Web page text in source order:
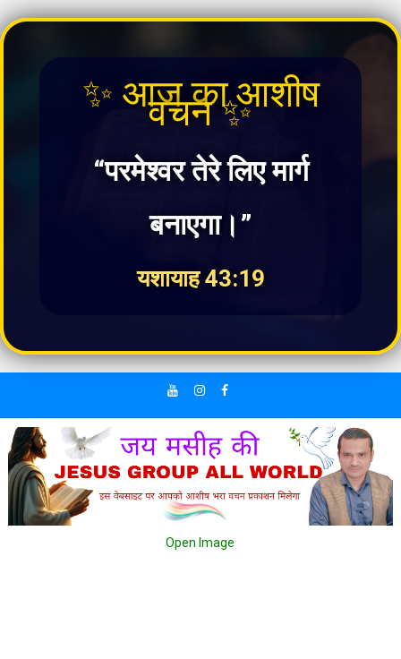
✨ आज का आशीष
वचन ✨
“परमेश्वर तेरे लिए मार्ग
बनाएगा।”
यशायाह 43:19
Open Image